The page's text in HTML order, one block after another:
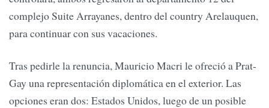
complejo Suite Arrayanes, dentro del country Arelauquen,
para continuar con sus vacaciones.
Tras pedirle la renuncia, Mauricio Macri le ofreció a Prat-
Gay una representación diplomática en el exterior. Las
opciones eran dos: Estados Unidos, luego de un posible